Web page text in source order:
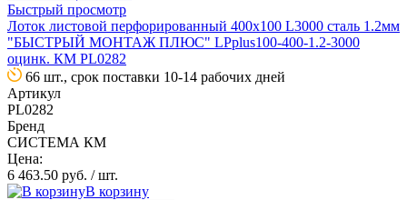
Быстрый просмотр
Лоток листовой перфорированный 400х100 L3000 сталь 1.2мм
"БЫСТРЫЙ МОНТАЖ ПЛЮС" LPplus100-400-1.2-3000
оцинк. КМ PL0282
66 шт., срок поставки 10-14 рабочих дней
Артикул
PL0282
Бренд
СИСТЕМА КМ
Цена:
6 463.50 руб. / шт.
В корзину